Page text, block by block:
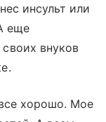
инсульт или
еще
внуков
хорошо. Мое